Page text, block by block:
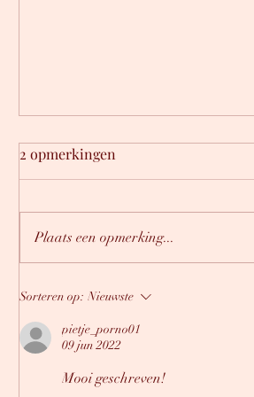
De Stille Droogte
2 opmerkingen
Plaats een opmerking...
Sorteren op: Nieuwste
pietje_porno01
09 jun 2022
Mooi geschreven!